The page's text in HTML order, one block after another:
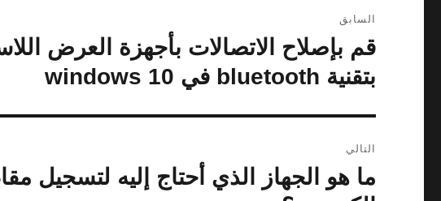
المقالات
السابق
المقالة
قم بإصلاح الاتصالات بأجهزة العرض
بتقنية bluetooth في windows 10
التالي
المقالة
التالية: